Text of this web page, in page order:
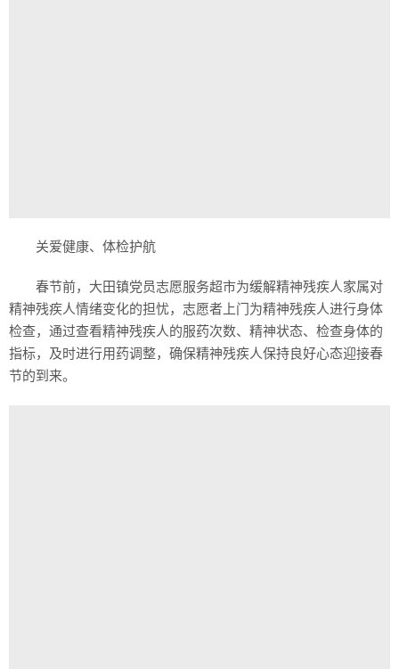
关爱健康、体检护航
春节前，大田镇党员志愿服务超市为缓解精神残疾人家属对
精神残疾人情绪变化的担忧，志愿者上门为精神残疾人进行身体
检查，通过查看精神残疾人的服药次数、精神状态、检查身体的
指标，及时进行用药调整，确保精神残疾人保持良好心态迎接春
节的到来。